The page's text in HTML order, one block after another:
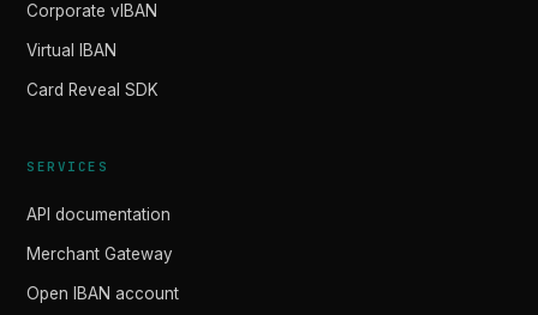
Corporate vIBAN
Virtual IBAN
Card Reveal SDK
SERVICES
API documentation
Merchant Gateway
Open IBAN account